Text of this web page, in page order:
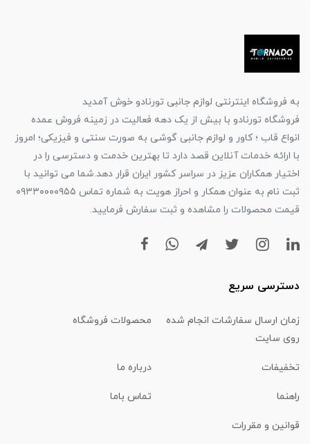
به فروشگاه اینترنتی لوازم جانبی تورنادو خوش آمدید
فروشگاه تورنادو با بیش از یک دهه فعالیت در زمینه فروش عمده
انواع قاب ؛ کاور و لوازم جانبی گوشی به صورت سنتی و فیزیکی؛ امروز
با ارائه خدمات آنلاین قصد دارد تا بهترین خدمت و دسترسی را در
اختیار همکاران عزیز در سراسر کشور ایران قرار دهد.شما می توانید با
ثبت نام به عنوان همکار و احراز هویت به شماره تماس ۰۹۳۳۰۰۰۰۹۵۵
قیمت محصولات را مشاهده و ثبت سفارش فرمایید.
دسترسی سریع
زمان ارسال سفارشات انجام شده
روی سایت
محصولات فروشگاه
تخفیفات درباره ما
راهنما تماس باما
قوانین و مقررات